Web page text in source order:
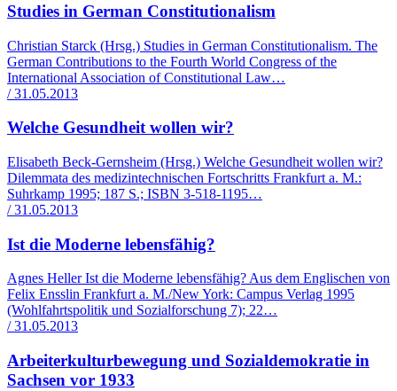
Studies in German Constitutionalism
Christian Starck (Hrsg.) Studies in German Constitutionalism. The
German Contributions to the Fourth World Congress of the
International Association of Constitutional Law…
/ 31.05.2013
Welche Gesundheit wollen wir?
Elisabeth Beck-Gernsheim (Hrsg.) Welche Gesundheit wollen wir?
Dilemmata des medizintechnischen Fortschritts Frankfurt a. M.:
Suhrkamp 1995; 187 S.; ISBN 3-518-1195…
/ 31.05.2013
Ist die Moderne lebensfähig?
Agnes Heller Ist die Moderne lebensfähig? Aus dem Englischen von
Felix Ensslin Frankfurt a. M./New York: Campus Verlag 1995
(Wohlfahrtspolitik und Sozialforschung 7); 22…
/ 31.05.2013
Arbeiterkulturbewegung und Sozialdemokratie in
Sachsen vor 1933